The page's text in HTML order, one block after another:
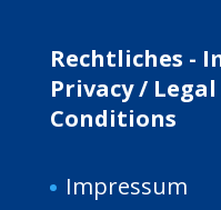
Rechtliches -
Privacy /
Conditions
Impressum